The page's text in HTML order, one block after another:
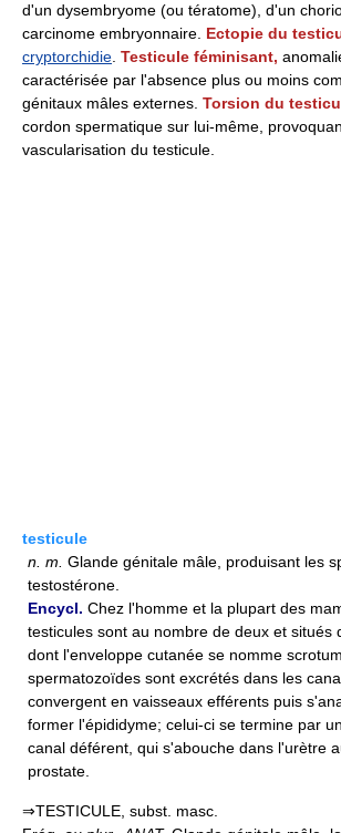
d'un dysembryome (ou tératome), d'un
carcinome embryonnaire. Ectopie du
cryptorchidie Testicule féminisant,
caractérisée par l'absence plus ou moins
génitaux mâles externes. Torsion du
cordon spermatique sur lui-même,
vascularisation du testicule.
testicule
n. m. Glande génitale mâle, produisant les
testostérone.
Encycl. Chez l'homme et la plupart des
testicules sont au nombre de deux et situés
dont l'enveloppe cutanée se nomme
spermatozoïdes sont excrétés dans les
convergent en vaisseaux efférents puis
former l'épididyme; celui-ci se termine par
canal déférent, qui s'abouche dans l'urètre
prostate.
⇒TESTICULE, subst. masc.